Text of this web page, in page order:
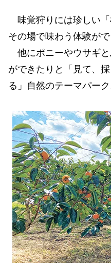
味覚狩りには珍しい
その場で味わう体験がで
他にポニーやウサギ
ができたりと「見て、
る」自然のテーマパーク